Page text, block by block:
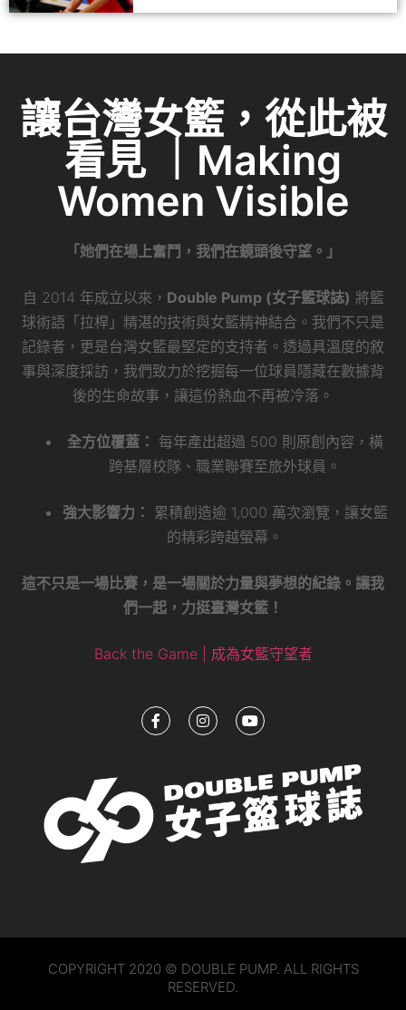
讓台灣女籃，從此被
看見 ｜Making
Women Visible
「她們在場上奮鬥，我們在鏡頭後守望。」
自 2014 年成立以來， Double Pump (女子籃球誌) 將籃
球術語「拉桿」精湛的技術與女籃精神結合。我們不只是
記錄者，更是台灣女籃最堅定的支持者。透過具溫度的敘
事與深度採訪，我們致力於挖掘每一位球員隱藏在數據背
後的生命故事，讓這份熱血不再被冷落。
全方位覆蓋： 每年產出超過 500 則原創內容，橫
跨基層校隊、職業聯賽至旅外球員。
強大影響力：
累積創造逾 1,000 萬次瀏覽，讓女籃
的精彩跨越螢幕。
這不只是一場比賽，是一場關於力量與夢想的紀錄。讓我
們一起，力挺臺灣女籃！
Back the Game | 成為女籃守望者
COPYRIGHT 2020 © DOUBLE PUMP. ALL RIGHTS
RESERVED.